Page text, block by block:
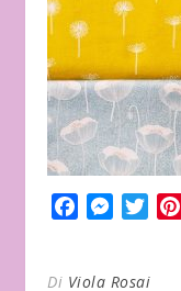
Facebook
Di Viola Rosai